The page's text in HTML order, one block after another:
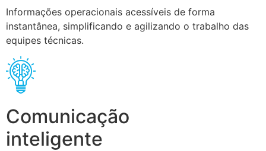
Informações operacionais acessíveis de forma
instantânea, simplificando e agilizando o trabalho das
equipes técnicas.
Comunicação
inteligente